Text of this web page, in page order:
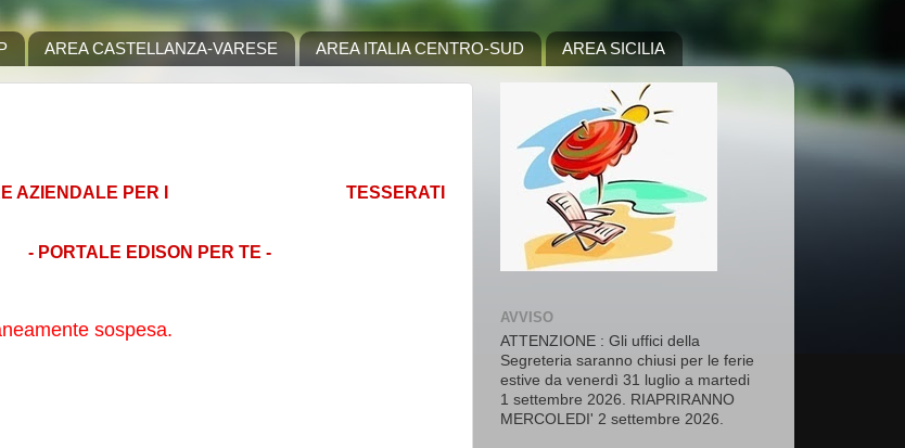
AREA CASTELLANZA-VARESE AREA ITALIA CENTRO-SUD AREA SICILIA
AZIENDALE PER I TESSERATI
- PORTALE EDISON PER TE -
sospesa.
AVVISO
ATTENZIONE : Gli uffici della
Segreteria saranno chiusi per le ferie
estive da venerdì 31 luglio a martedi
1 settembre 2026. RIAPRIRANNO
MERCOLEDI' 2 settembre 2026.